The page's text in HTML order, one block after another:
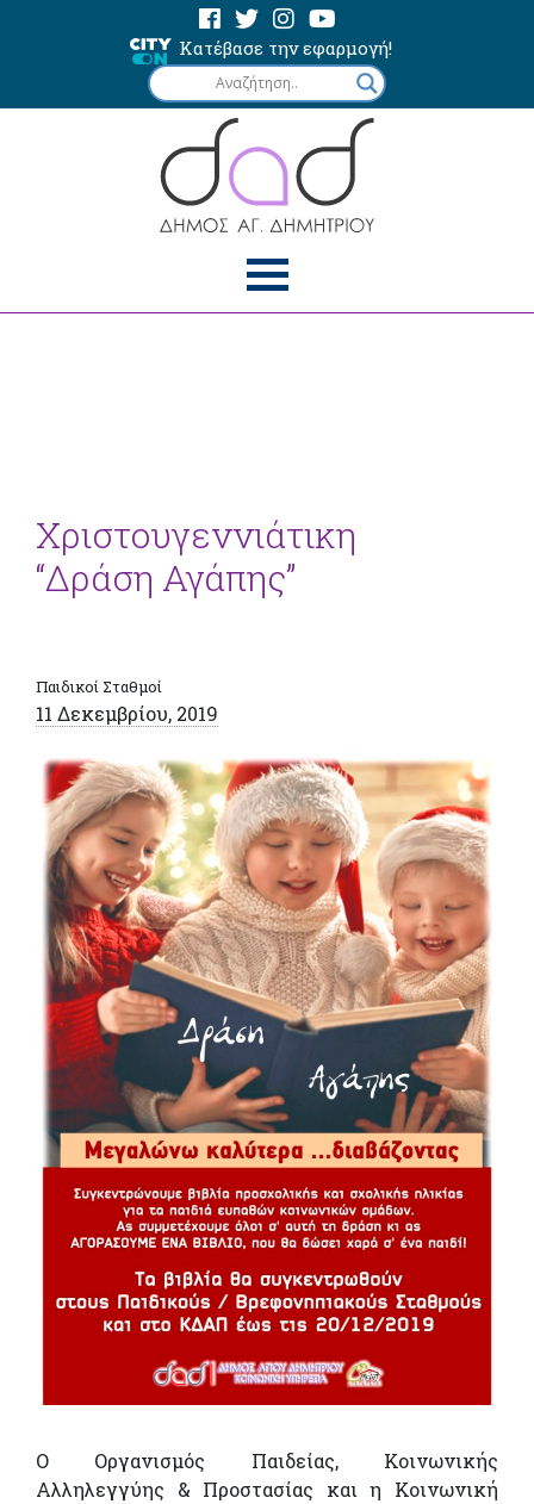
Κατέβασε την εφαρμογή!
Χριστουγεννιάτικη
“Δράση Αγάπης”
Παιδικοί Σταθμοί
11 Δεκεμβρίου, 2019
Ο Οργανισμός Παιδείας, Κοινωνικής
Αλληλεγγύης & Προστασίας και η Κοινωνική